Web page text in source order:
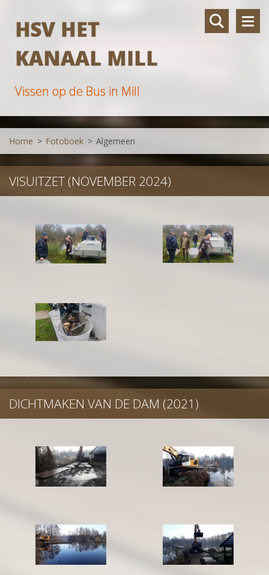
HSV HET
KANAAL MILL
Vissen op de Bus in Mill
Home > Fotoboek > Algemeen
VISUITZET (NOVEMBER 2024)
DICHTMAKEN VAN DE DAM (2021)